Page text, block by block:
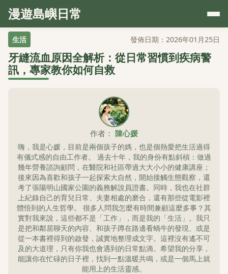
漫遊島嶼日常
生活 發佈日期：2026年01月25日
牙縫流血原因全解析：從日常習慣到疾病警
訊，專家教你如何自救
作者： 陳心媛
嗨，我是心媛，目前是兩個孩子的媽，也是個熱愛把生活過得
有儀式感的自由工作者。 過去十年，我的身份有點斜槓：做過
幾年營養諮詢顧問，在醫院和社區帶過大大小小的健康講座；
後來因為喜歡和孩子一起探索大自然，開始接觸生態觀察，還
考了張陽明山國家公園的義務解說員證書。同時，我也在社群
上紀錄自己的育兒日常、夫妻相處的磨合，還有那些從電影裡
體悟到的人生哲學。 很多人問我怎麼有時間兼顧這麼多事？其
實對我來說，這些都不是「工作」，而是我的「生活」。我只
是把和鄰居聊天的內容、和孩子蹲在路邊看蝸牛的發現、或是
從一本書裡得到的啟發，誠實地整理成文字。這裡沒有遙不可
及的大道理，只有你我也會遇到的日常點滴。希望我的分享，
能讓你在忙碌的日子裡，找到一點溫暖共鳴，或是一個馬上就
能用上的生活靈感。